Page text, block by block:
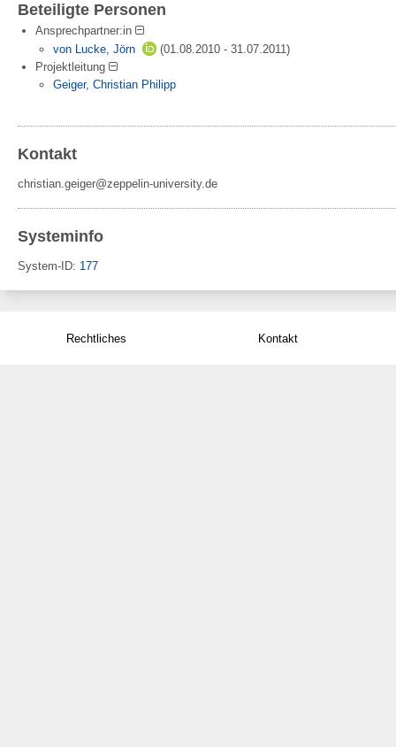
Beteiligte Personen
Ansprechpartner:in
von Lucke, Jörn
(01.08.2010 - 31.07.2011)
Projektleitung
Geiger, Christian Philipp
Kontakt
christian.geiger@zeppelin-university.de
Systeminfo
System-ID: 177
Rechtliches Kontakt